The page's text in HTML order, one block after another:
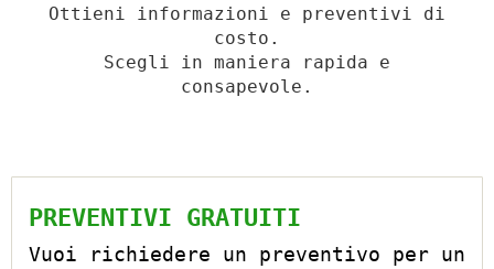
Ottieni informazioni e preventivi di
costo.
Scegli in maniera rapida e
consapevole.
PREVENTIVI GRATUITI
Vuoi richiedere un preventivo per un